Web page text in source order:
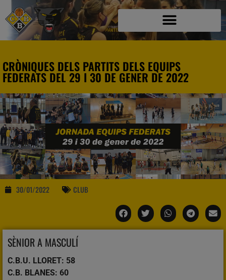
CRÒNIQUES DELS PARTITS DELS EQUIPS
FEDERATS DEL 29 I 30 DE GENER DE 2022
30/01/2022 CLUB
SÈNIOR A MASCULÍ
C.B.U. LLORET: 58
C.B. BLANES: 60